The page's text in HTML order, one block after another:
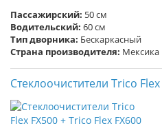
Пассажирский: 50 см
Водительский: 60 см
Тип дворника: Бескаркасный
Страна производителя: Мексика
Стеклоочистители Trico